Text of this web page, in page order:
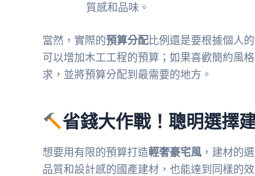
質感和品味。
當然，實際的預算分配比例還是要根據個人
可以增加木工工程的預算；如果喜歡簡約風
求，並將預算分配到最需要的地方。
省錢大作戰！聰明選擇
想要用有限的預算打造輕奢豪宅風 ，建材的
品質和設計感的國產建材，也能達到同樣的